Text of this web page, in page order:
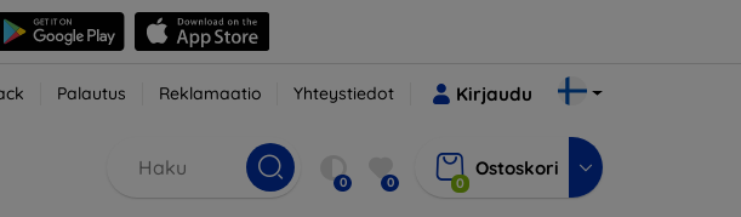
Palautus Reklamaatio Yhteystiedot Kirjaudu
0 0 0
Ostoskori